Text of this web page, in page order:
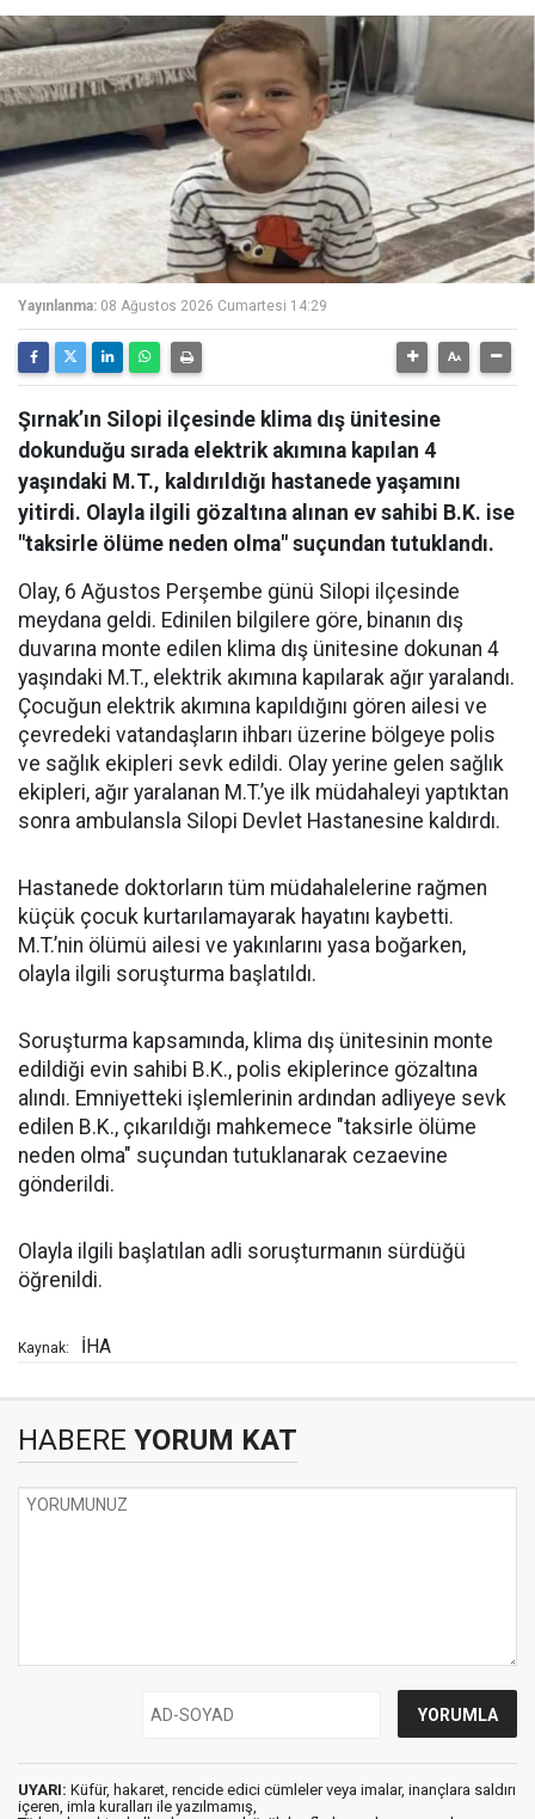
Yayınlanma: 08 Ağustos 2026 Cumartesi 14:29
Şırnak’ın Silopi ilçesinde klima dış ünitesine
dokunduğu sırada elektrik akımına kapılan 4
yaşındaki M.T., kaldırıldığı hastanede yaşamını
yitirdi. Olayla ilgili gözaltına alınan ev sahibi B.K. ise
"taksirle ölüme neden olma" suçundan tutuklandı.
Olay, 6 Ağustos Perşembe günü Silopi ilçesinde
meydana geldi. Edinilen bilgilere göre, binanın dış
duvarına monte edilen klima dış ünitesine dokunan 4
yaşındaki M.T., elektrik akımına kapılarak ağır yaralandı.
Çocuğun elektrik akımına kapıldığını gören ailesi ve
çevredeki vatandaşların ihbarı üzerine bölgeye polis
ve sağlık ekipleri sevk edildi. Olay yerine gelen sağlık
ekipleri, ağır yaralanan M.T.’ye ilk müdahaleyi yaptıktan
sonra ambulansla Silopi Devlet Hastanesine kaldırdı.
Hastanede doktorların tüm müdahalelerine rağmen
küçük çocuk kurtarılamayarak hayatını kaybetti.
M.T.’nin ölümü ailesi ve yakınlarını yasa boğarken,
olayla ilgili soruşturma başlatıldı.
Soruşturma kapsamında, klima dış ünitesinin monte
edildiği evin sahibi B.K., polis ekiplerince gözaltına
alındı. Emniyetteki işlemlerinin ardından adliyeye sevk
edilen B.K., çıkarıldığı mahkemece "taksirle ölüme
neden olma" suçundan tutuklanarak cezaevine
gönderildi.
Olayla ilgili başlatılan adli soruşturmanın sürdüğü
öğrenildi.
Kaynak: İHA
HABERE YORUM KAT
UYARI: Küfür, hakaret, rencide edici cümleler veya imalar, inançlara saldırı
içeren, imla kuralları ile yazılmamış,